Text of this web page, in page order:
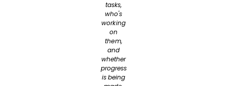
tasks,
who's
working
on
them,
and
whether
progress
is being